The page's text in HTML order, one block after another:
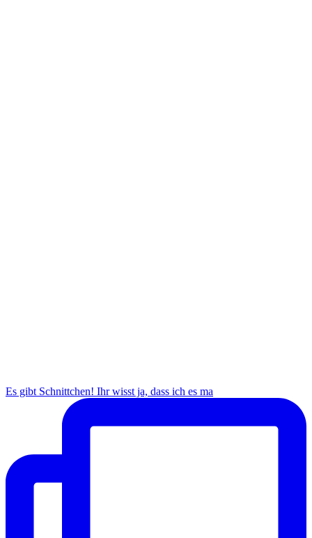
Es gibt Schnittchen! Ihr wisst ja, dass ich es ma